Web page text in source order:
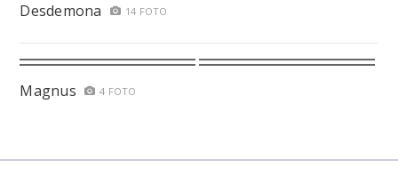
Desdemona 14 FOTO
Magnus 4 FOTO